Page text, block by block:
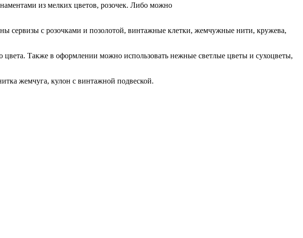
из мелких цветов, розочек. Либо можно
сервизы с розочками и позолотой, винтажные клетки, жемчужные нити, кружева,
цвета. Также в оформлении можно использовать нежные светлые цветы и сухоцветы,
жемчуга, кулон с винтажной подвеской.